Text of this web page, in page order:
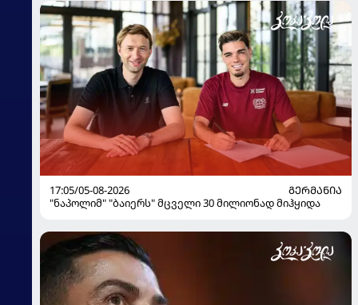
17:05/05-08-2026
ᲒᲔᲠᲛᲐᲜᲘᲐ
"ნაპოლიმ" "ბაიერს" მცველი 30 მილიონად მიჰყიდა